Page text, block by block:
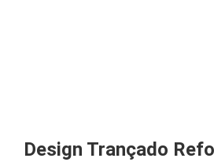
Design Trançado